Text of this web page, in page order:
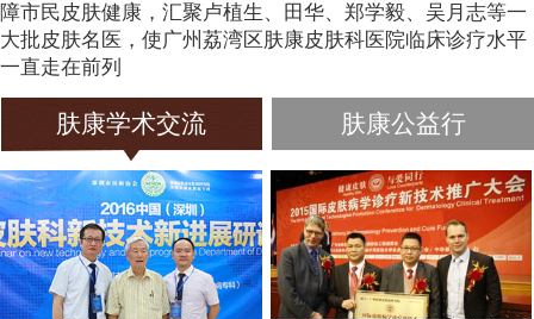
障市民皮肤健康，汇聚卢植生、田华、郑学毅、吴月志等一
大批皮肤名医，使广州荔湾区肤康皮肤科医院临床诊疗水平
一直走在前列
肤康学术交流 肤康公益行